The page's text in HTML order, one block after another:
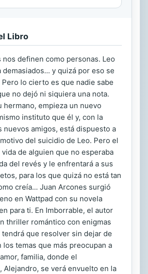
Libro
nos definen como personas. Leo
demasiados... y quizá por eso se
lo cierto es que nadie sabe
no dejó ni siquiera una nota.
hermano, empieza un nuevo
instituto que él y, con la
nuevos amigos, está dispuesto a
del suicidio de Leo. Pero el
de alguien que no esperaba
del revés y le enfrentará a sus
para los que quizá no está tan
creía... Juan Arcones surgió
en Wattpad con su novela
para ti. En Imborrable, el autor
thriller romántico con enigmas
que resolver sin dejar de
los temas que más preocupan a
familia, donde el
Alejandro, se verá envuelto en la